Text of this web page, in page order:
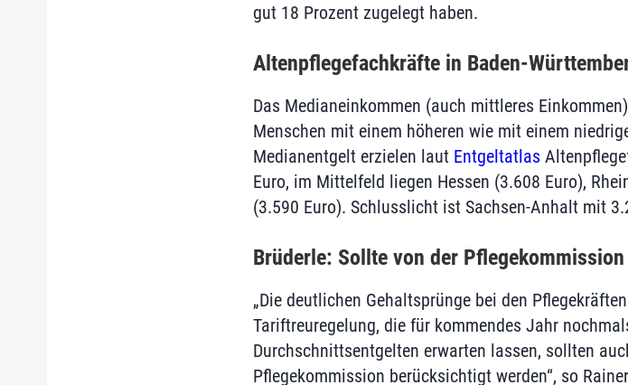
gut 18 Prozent zugelegt haben.
Altenpflegefachkräfte in Baden-
Das Medianeinkommen (auch mittleres
Menschen mit einem höheren wie mit einem
Medianentgelt erzielen laut Entgeltatlas
Euro, im Mittelfeld liegen Hessen (3.608 Euro),
(3.590 Euro). Schlusslicht ist Sachsen-Anhalt mit
Brüderle: Sollte von der
„Die deutlichen Gehaltsprünge bei den
Tariftreuregelung, die für kommendes Jahr
Durchschnittsentgelten erwarten lassen, sollten
Pflegekommission berücksichtigt werden“, so